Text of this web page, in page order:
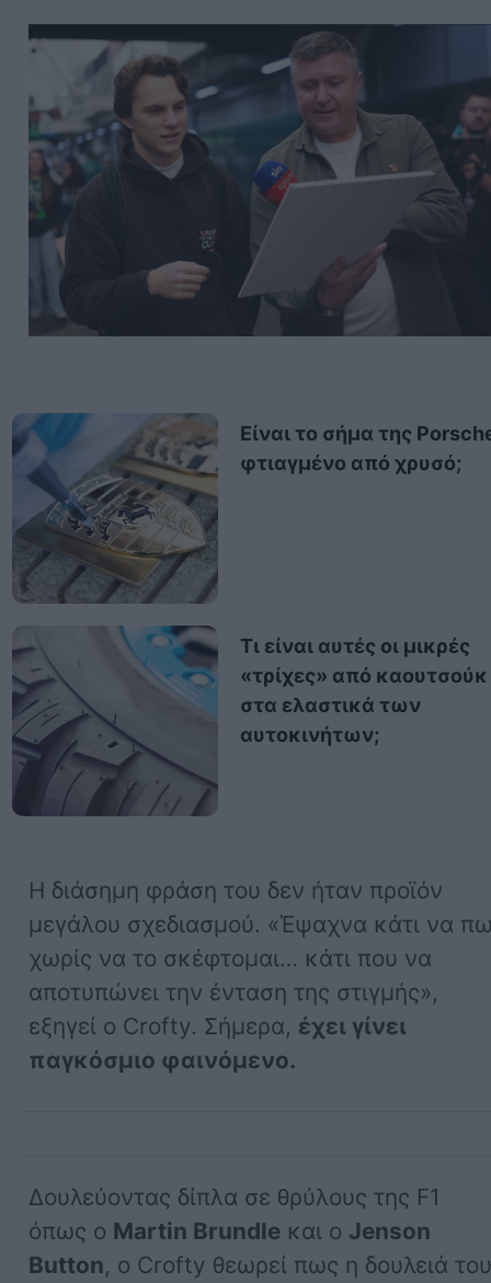
Είναι το σήμα της
φτιαγμένο από χρυσό;
Τι είναι αυτές οι μικρές
«τρίχες» από καουτσούκ
στα ελαστικά των
αυτοκινήτων;
Η διάσημη φράση του δεν ήταν προϊόν
μεγάλου σχεδιασμού. «Έψαχνα κάτι να
χωρίς να το σκέφτομαι… κάτι που να
αποτυπώνει την ένταση της στιγμής»,
εξηγεί ο Crofty. Σήμερα, έχει γίνει
παγκόσμιο φαινόμενο.
Δουλεύοντας δίπλα σε θρύλους της F1
όπως ο Martin Brundle και ο Jenson
Button, ο Crofty θεωρεί πως η δουλειά